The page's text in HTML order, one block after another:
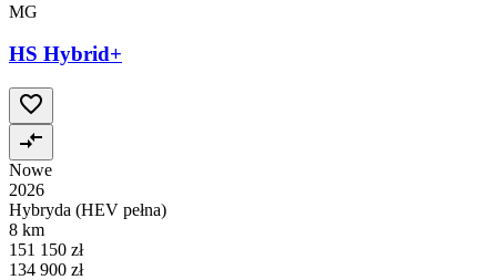
MG
HS Hybrid+
Nowe
2026
Hybryda (HEV pełna)
8 km
151 150 zł
134 900 zł